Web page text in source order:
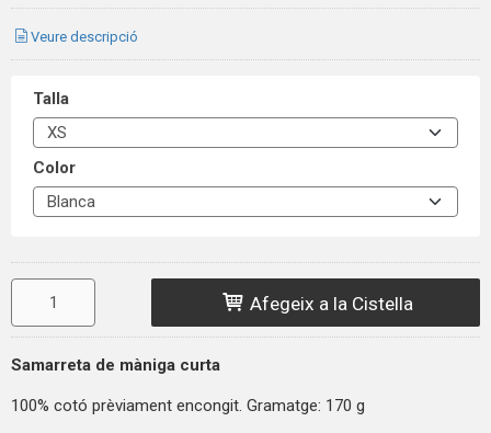
Veure descripció
Talla
Color
Afegeix a la Cistella
Samarreta de màniga curta
100% cotó prèviament encongit. Gramatge: 170 g